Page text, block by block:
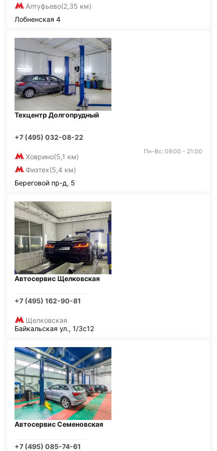
Алтуфьево(2,35 км)
Лобненская 4
Техцентр Долгопрудный
+7 (495) 032-08-22
Ховрино(5,1 км)
Физтех(5,4 км)
Пн-Вс: 09:00 - 21:00
Береговой пр-д, 5
Автосервис Щелковская
+7 (495) 162-90-81
Щелковская
Байкальская ул., 1/3с12
Автосервис Семеновская
+7 (495) 085-74-61